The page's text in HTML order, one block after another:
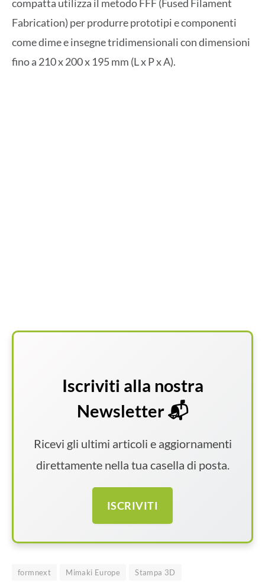
compatta utilizza il metodo FFF (Fused Filament
Fabrication) per produrre prototipi e componenti
come dime e insegne tridimensionali con dimensioni
fino a 210 x 200 x 195 mm (L x P x A).
Iscriviti alla nostra
Newsletter 📬
Ricevi gli ultimi articoli e aggiornamenti
direttamente nella tua casella di posta.
ISCRIVITI
formnext Mimaki Europe Stampa 3D